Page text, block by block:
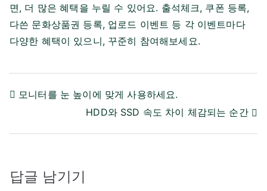
면, 더 많은 혜택을 누릴 수 있어요. 출석체크, 쿠폰 등록,
다쓴 문화상품권 등록, 업로드 이벤트 등 각 이벤트마다
다양한 혜택이 있으니, 꾸준히 참여해보세요.
글모니터를 눈 높이에 맞게 사용하세요.
HDD와 SSD 속도 차이 체감되는 순간
답글 남기기